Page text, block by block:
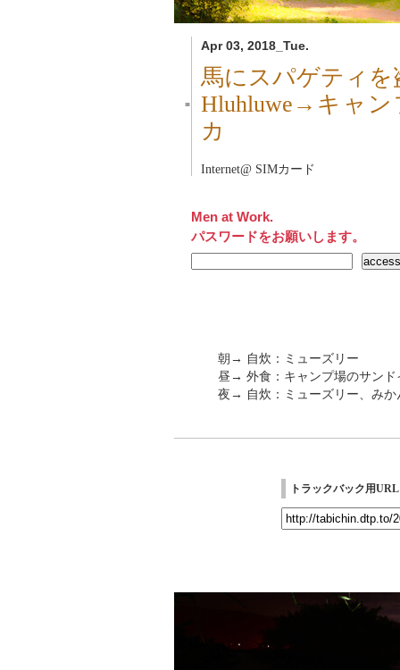
Apr 03, 2018_Tue.
■
馬にスパゲティを
Hluhluwe→キャ
カ
Internet@ SIMカード
Men at Work.
パスワードをお願いします。
朝→ 自炊：ミューズリー
昼→ 外食：キャンプ場のサンド
夜→ 自炊：ミューズリー、みか
トラックバック用URL